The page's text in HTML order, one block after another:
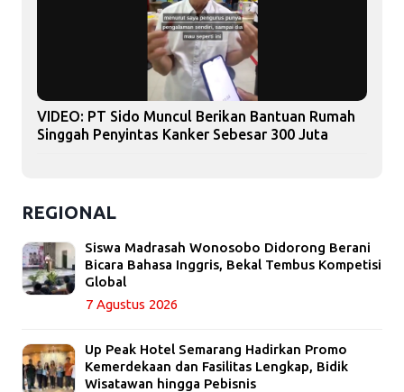
VIDEO: PT Sido Muncul Berikan Bantuan Rumah
Singgah Penyintas Kanker Sebesar 300 Juta
REGIONAL
Siswa Madrasah Wonosobo Didorong Berani
Bicara Bahasa Inggris, Bekal Tembus Kompetisi
Global
7 Agustus 2026
Up Peak Hotel Semarang Hadirkan Promo
Kemerdekaan dan Fasilitas Lengkap, Bidik
Wisatawan hingga Pebisnis